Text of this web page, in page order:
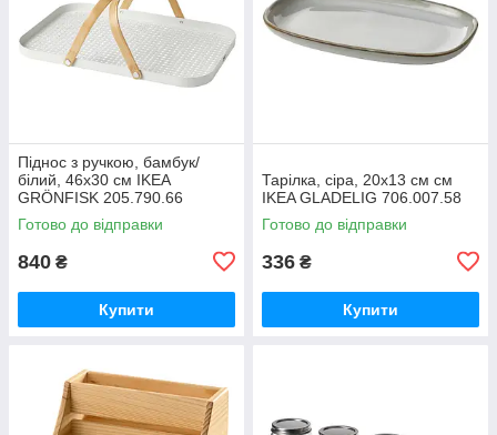
Піднос з ручкою, бамбук/
білий, 46x30 см IKEA
GRÖNFISK 205.790.66
Готово до відправки
840 ₴
Купити
Тарілка, сіра, 20x13 см см
IKEA GLADELIG 706.007.58
Готово до відправки
336 ₴
Купити